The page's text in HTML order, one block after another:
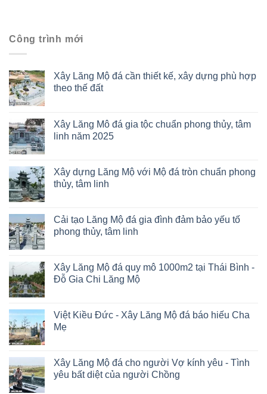
Công trình mới
Xây Lăng Mộ đá cần thiết kế, xây dựng phù hợp
theo thế đất
Xây Lăng Mô đá gia tộc chuẩn phong thủy, tâm
linh năm 2025
Xây dựng Lăng Mộ với Mộ đá tròn chuẩn phong
thủy, tâm linh
Cải tạo Lăng Mộ đá gia đình đảm bảo yếu tố
phong thủy, tâm linh
Xây Lăng Mộ đá quy mô 1000m2 tại Thái Bình -
Đỗ Gia Chi Lăng Mộ
Việt Kiều Đức - Xây Lăng Mộ đá báo hiếu Cha
Mẹ
Xây Lăng Mộ đá cho người Vợ kính yêu - Tình
yêu bất diệt của người Chồng